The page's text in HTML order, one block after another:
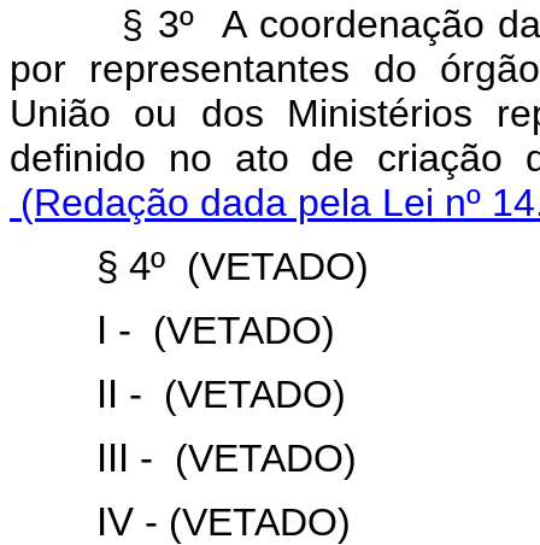
§ 3º A coordenação
por representantes do
União ou dos Ministérios
definido no ato de
(Redação dada pela Lei nº
§ 4º (VETADO)
I - (VETADO)
II - (VETADO)
III - (VETADO)
IV - (VETADO)